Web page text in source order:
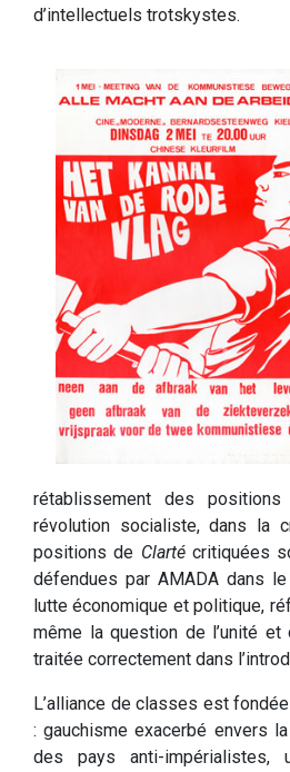
d’intellectuels trotskystes.
rétablissement des
révolution socialiste, dans la
positions de Clartécritiquées
défendues par AMADA dans
lutte économique et politique,
même la question de l’unité
traitée correctement dans
L’alliance de classes est
: gauchisme exacerbé envers
des pays anti-impérialistes,